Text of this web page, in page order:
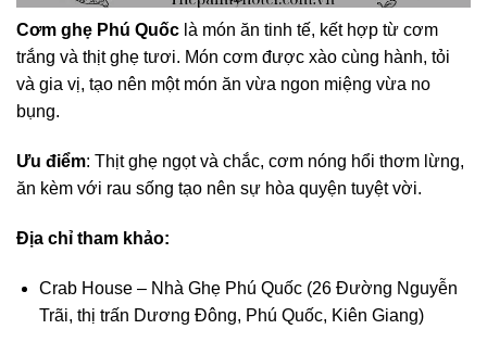
Cơm ghẹ Phú Quốc là món ăn tinh tế, kết hợp từ cơm
trắng và thịt ghẹ tươi. Món cơm được xào cùng hành, tỏi
và gia vị, tạo nên một món ăn vừa ngon miệng vừa no
bụng.
Ưu điểm: Thịt ghẹ ngọt và chắc, cơm nóng hổi thơm lừng,
ăn kèm với rau sống tạo nên sự hòa quyện tuyệt vời.
Địa chỉ tham khảo:
Crab House – Nhà Ghẹ Phú Quốc (26 Đường Nguyễn
Trãi, thị trấn Dương Đông, Phú Quốc, Kiên Giang)